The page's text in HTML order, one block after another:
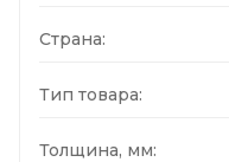
Страна:
Тип товара:
Толщина, мм: